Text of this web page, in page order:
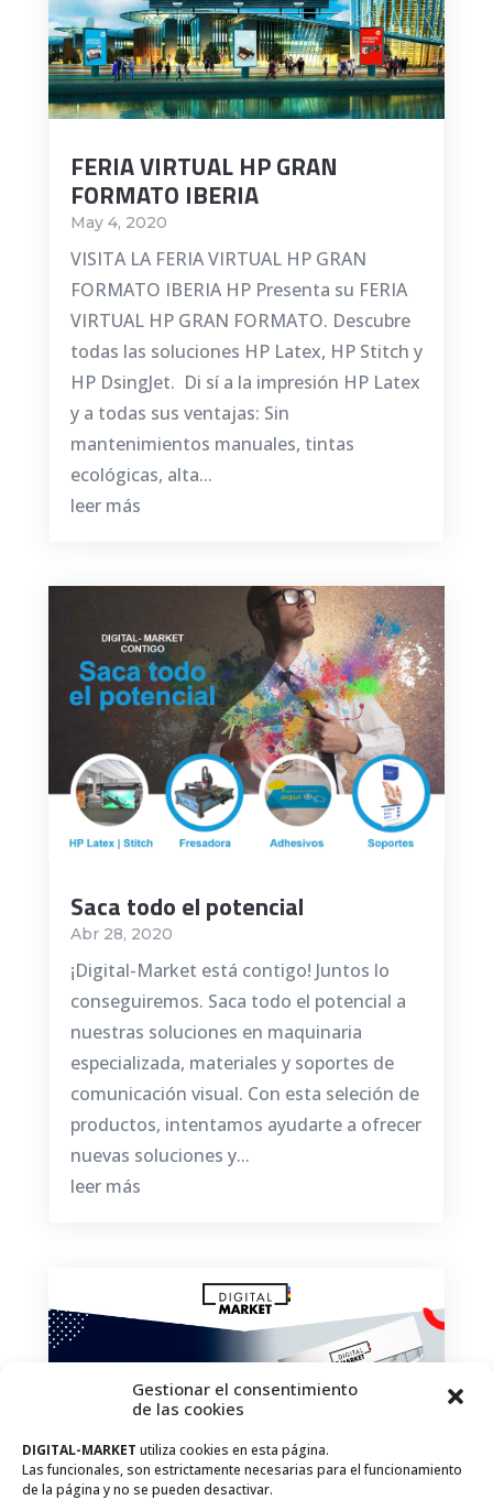
Gestionar el consentimiento
de las cookies
DIGITAL-MARKET utiliza cookies en esta página.
Las funcionales, son estrictamente necesarias para el funcionamiento
de la página y no se pueden desactivar.
FERIA VIRTUAL HP GRAN
FORMATO IBERIA
May 4, 2020
VISITA LA FERIA VIRTUAL HP GRAN
FORMATO IBERIA HP Presenta su FERIA
VIRTUAL HP GRAN FORMATO. Descubre
todas las soluciones HP Latex, HP Stitch y
HP DsingJet. Di sí a la impresión HP Latex
y a todas sus ventajas: Sin
mantenimientos manuales, tintas
ecológicas, alta...
leer más
Saca todo el potencial
Abr 28, 2020
¡Digital-Market está contigo! Juntos lo
conseguiremos. Saca todo el potencial a
nuestras soluciones en maquinaria
especializada, materiales y soportes de
comunicación visual. Con esta seleción de
productos, intentamos ayudarte a ofrecer
nuevas soluciones y...
leer más